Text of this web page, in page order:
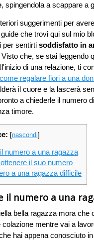
, spingendola a scappare a
suggerimenti per
che trovi qui sul mio
per sentirti soddisfatto in
Visto che, se stai leggendo
di una relazione, ti
come regalare fiori a una
il cuore e la lascerà
a chiederle il numero
timore.
[nascondi]
numero a una ragazza
il suo numero
a una ragazza difficile
il numero a una
bella ragazza mora che
colazione mentre vai a
hai appena conosciuto